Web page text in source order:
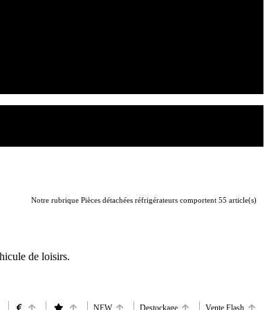
Notre rubrique Pièces détachées réfrigérateurs comportent 55 article(s)
de loisirs.
NEW Destockage Vente Flash